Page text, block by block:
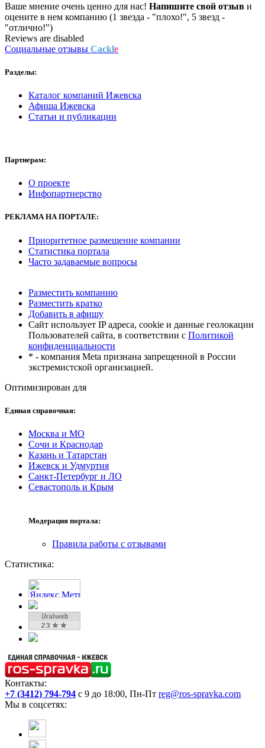
Ваше мнение очень ценно для нас! Напишите свой отзыв и
оцените в нем компанию (1 звезда - "плохо!", 5 звезд -
"отлично!")
Reviews are disabled
Социальные отзывы Cackle
Разделы:
Каталог компаний Ижевска
Афиша Ижевска
Статьи и публикации
Партнерам:
О проекте
Инфопартнерство
РЕКЛАМАНА ПОРТАЛЕ:
Приоритетное размещение компании
Статистика портала
Часто задаваемые вопросы
Разместить компанию
Разместить кратко
Добавить в афишу
Сайт использует IP адреса, cookie и данные геолокации
Пользователей сайта, в соответствии с Политикой
конфиденциальности
* - компания Meta признана запрещенной в России
экстремистской организацией.
Оптимизирован для
Единая справочная:
Москва и МО
Сочи и Краснодар
Казань и Татарстан
Ижевск и Удмуртия
Санкт-Петербург и ЛО
Севастополь и Крым
Модерация портала:
Правила работы с отзывами
Статистика:
Контакты:
+7 (3412) 794-794 с 9 до 18:00, Пн-Пт reg@ros-spravka.com
Мы в соцсетях: